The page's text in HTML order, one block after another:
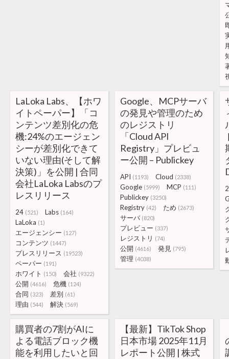
LaLoka Labs、【ホワ
イトペーパー】「コ
ンテンツ差別化の危
機:24%のエージェン
シーが差別化できて
いない理由(そして解
決策)」を公開 | 合同
会社LaLoka Labsのプ
レスリリース
24 (521) Labs (164)
LaLoka (1)
エージェンシー (127)
コンテンツ (1447)
プレスリリース (19523)
ペーパー (191)
ホワイト (150) 会社 (9322)
公開 (4616) 危機 (124)
合同 (323) 差別 (61)
理由 (544) 解決 (569)
Google、MCPサーバ
の発見や管理のため
のレジストリ
「Cloud API
Registry」プレビュ
ー公開 – Publickey
API (1193) Cloud (2338)
Google (5999) MCP (111)
Publickey (3250)
Registry (42) ため (2673)
サーバ (820)
プレビュー (337)
レジストリ (74)
公開 (4616) 発見 (795)
管理 (4038)
購買者の7割がAIに
よる電話ブロック機
能を利用したいと回
【最新】TikTok Shop
日本市場 2025年11月
レポート公開 | 株式